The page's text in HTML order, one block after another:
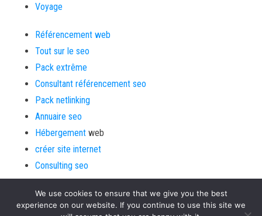
Voyage
Référencement web
Tout sur le seo
Pack extrême
Consultant référencement seo
Pack netlinking
Annuaire seo
Hébergement web
créer site internet
Consulting seo
We use cookies to ensure that we give you the best
experience on our website. If you continue to use this site we